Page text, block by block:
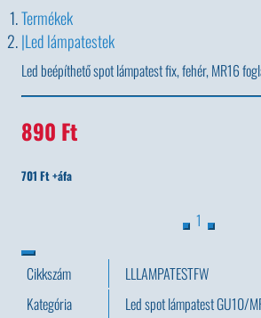
Termékek
Led lámpatestek
Led beépíthető spot lámpatest fix, fehér, MR16
890 Ft
701 Ft +áfa
1
Cikkszám
LLLAMPATESTFW
Kategória
Led spot lámpatest GU10/